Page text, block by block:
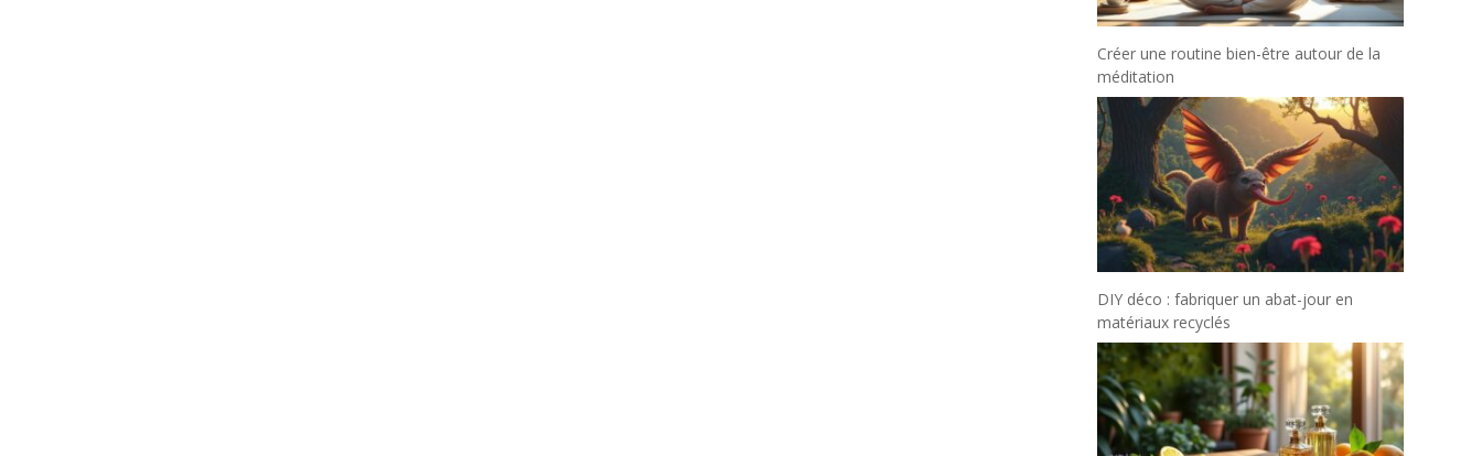
Créer une routine bien-être autour de la
méditation
DIY déco : fabriquer un abat-jour en
matériaux recyclés